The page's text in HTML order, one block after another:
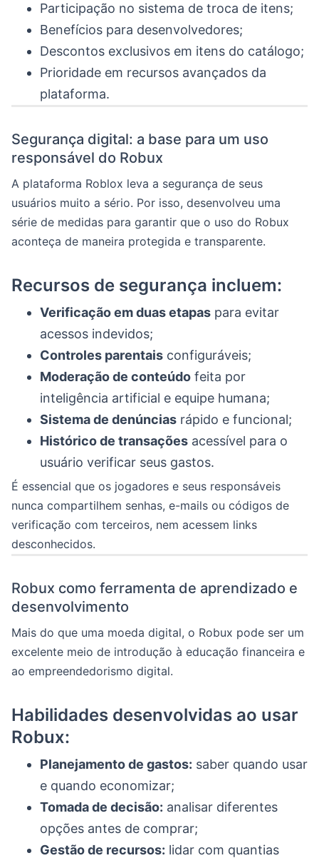
Participação no sistema de troca de itens;
Benefícios para desenvolvedores;
Descontos exclusivos em itens do catálogo;
Prioridade em recursos avançados da
plataforma.
Segurança digital: a base para um uso
responsável do Robux
A plataforma Roblox leva a segurança de seus
usuários muito a sério. Por isso, desenvolveu uma
série de medidas para garantir que o uso do Robux
aconteça de maneira protegida e transparente.
Recursos de segurança incluem:
Verificação em duas etapas para evitar
acessos indevidos;
Controles parentais configuráveis;
Moderação de conteúdo feita por
inteligência artificial e equipe humana;
Sistema de denúncias rápido e funcional;
Histórico de transações acessível para o
usuário verificar seus gastos.
É essencial que os jogadores e seus responsáveis
nunca compartilhem senhas, e-mails ou códigos de
verificação com terceiros, nem acessem links
desconhecidos.
Robux como ferramenta de aprendizado e
desenvolvimento
Mais do que uma moeda digital, o Robux pode ser um
excelente meio de introdução à educação financeira e
ao empreendedorismo digital.
Habilidades desenvolvidas ao usar
Robux:
Planejamento de gastos: saber quando usar
e quando economizar;
Tomada de decisão: analisar diferentes
opções antes de comprar;
Gestão de recursos: lidar com quantias